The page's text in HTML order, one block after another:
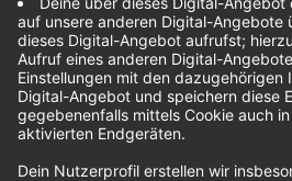
Anzeige
Wie kann ich euch über